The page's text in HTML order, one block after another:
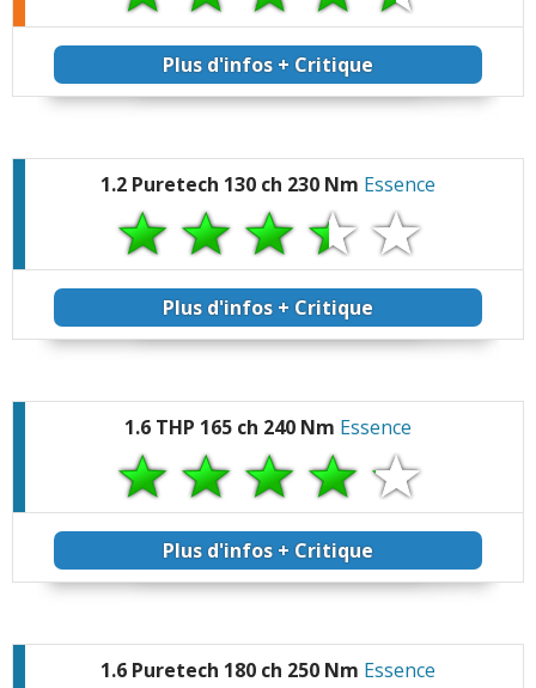
Plus d'infos + Critique
1.2 Puretech 130 ch 230 Nm Essence
Plus d'infos + Critique
1.6 THP 165 ch 240 Nm Essence
Plus d'infos + Critique
1.6 Puretech 180 ch 250 Nm Essence